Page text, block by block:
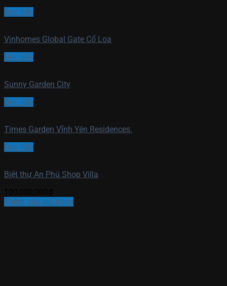
Đọc tiếp
Vinhomes Global Gate Cổ Loa
Đọc tiếp
Sunny Garden City
Đọc tiếp
Times Garden Vĩnh Yên Residences.
Đọc tiếp
Biệt thự An Phú Shop Villa
Thêm vào giỏ hàng